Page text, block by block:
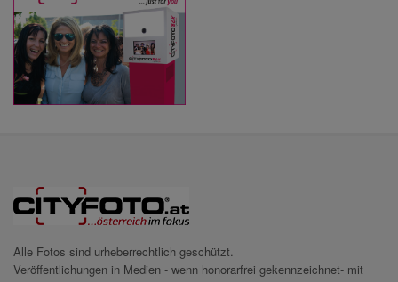
Alle Fotos sind urheberrechtlich geschützt.
Veröffentlichungen in Medien - wenn honorarfrei gekennzeichnet- mit